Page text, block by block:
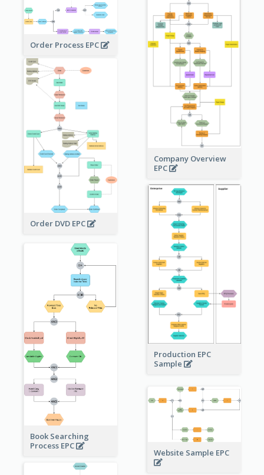
Order Process EPC
Company Overview
EPC
Order DVD EPC
Production EPC
Sample
Book Searching
Process EPC
Website Sample EPC